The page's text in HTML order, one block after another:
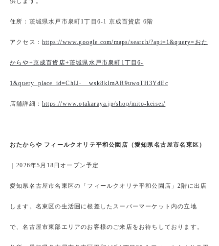
住所：茨城県水戸市泉町1丁目6-1 京成百貨店 6階
アクセス： https://www.google.com/maps/search/?api=1&query=おた
からや+京成百貨店+茨城県水戸市泉町1丁目6-
1&query_place_id=ChIJ-__wsk8kImAR9uwoTH3YdEc
店舗詳細： https://www.otakaraya.jp/shop/mito-keisei/
おたからや フィールクオリテ平和公園店（愛知県名古屋市名東区）
｜2026年5月18日オープン予定
愛知県名古屋市名東区の「フィールクオリテ平和公園店」2階に出店
します。名東区の生活圏に根差したスーパーマーケット内の立地
で、名古屋市東部エリアのお客様のご来店をお待ちしております。